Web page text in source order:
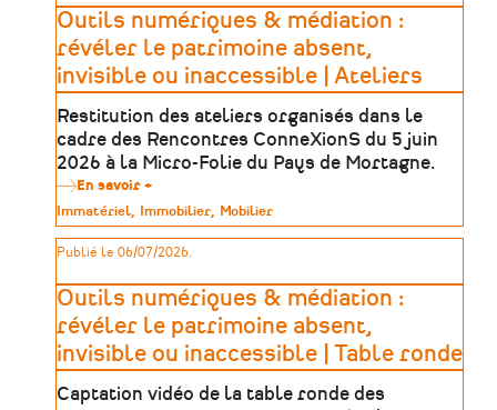
patrimoine
:
une
méthode
en
5
étapes
Outils numériques & médiation :
révéler le patrimoine absent,
invisible ou inaccessible | Ateliers
Restitution des ateliers organisés dans le
cadre des Rencontres ConneXionS du 5 juin
2026 à la Micro-Folie du Pays de Mortagne.
En savoir +
Outils
numériques
&
médiation
révéler
le
patrimoine
absent,
invisible
ou
inaccessible
|
Type
de
patrimoine
Immatériel Immobilier Mobilier
Publié le 06/07/2026.
Outils numériques & médiation :
révéler le patrimoine absent,
invisible ou inaccessible | Table ronde
Captation vidéo de la table ronde des